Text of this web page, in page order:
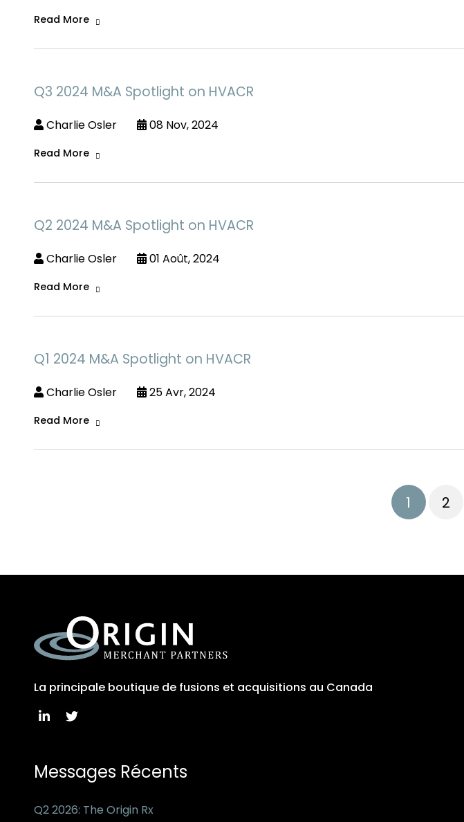
Read More
Q3 2024 M&A Spotlight on HVACR
Charlie Osler 08 Nov, 2024
Read More
Q2 2024 M&A Spotlight on HVACR
Charlie Osler 01 Août, 2024
Read More
Q1 2024 M&A Spotlight on HVACR
Charlie Osler 25 Avr, 2024
Read More
1 2
La principale boutique de fusions et acquisitions au Canada
Messages Récents
Q2 2026: The Origin Rx